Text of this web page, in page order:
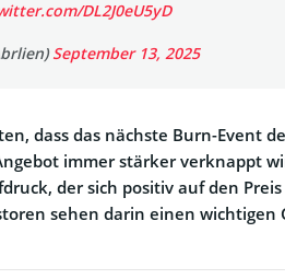
DL2J0eU5yD
September 13, 2025
dass das nächste Burn-Event
immer stärker verknappt
der sich positiv auf den
sehen darin einen wichtigen